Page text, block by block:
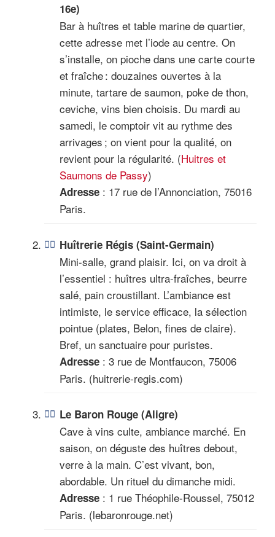
16e)
Bar à huîtres et table marine de quartier,
cette adresse met l’iode au centre. On
s’installe, on pioche dans une carte courte
et fraîche : douzaines ouvertes à la
minute, tartare de saumon, poke de thon,
ceviche, vins bien choisis. Du mardi au
samedi, le comptoir vit au rythme des
arrivages ; on vient pour la qualité, on
revient pour la régularité. (Huitres et
Saumons de Passy)
Adresse : 17 rue de l’Annonciation, 75016
Paris.
Huîtrerie Régis (Saint-Germain)
Mini-salle, grand plaisir. Ici, on va droit à
l’essentiel : huîtres ultra-fraîches, beurre
salé, pain croustillant. L’ambiance est
intimiste, le service efficace, la sélection
pointue (plates, Belon, fines de claire).
Bref, un sanctuaire pour puristes.
Adresse : 3 rue de Montfaucon, 75006
Paris. (huitrerie-regis.com)
Le Baron Rouge (Aligre)
Cave à vins culte, ambiance marché. En
saison, on déguste des huîtres debout,
verre à la main. C’est vivant, bon,
abordable. Un rituel du dimanche midi.
Adresse : 1 rue Théophile-Roussel, 75012
Paris. (lebaronrouge.net)